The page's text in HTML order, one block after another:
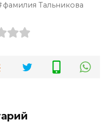
фамилия Тальникова